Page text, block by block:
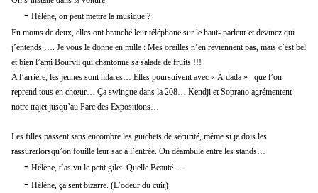
- Hélène, on peut mettre la musique ?
En moins de deux, elles ont branché leur téléphone sur le haut- parleur etdevinez qui
j’entends …. Je vous le donne en mille : Mes oreilles n’en reviennent pas, mais c’est bel
et bien l’ami Bourvil qui chantonne sa salade de fruits !!!
A l’arrière, les jeunes sont hilares… Elles poursuivent avec « A dada » que l’on
reprend tous en chœur… Ça swingue dans la 208… Kendji etSoprano agrémentent
notre trajetjusqu’au Parc des Expositions…
Les filles passentsans encombre les guichets de sécurité, même si je dois les
rassurerlorsqu’on fouille leur sac à l’entrée. On déambule entre les stands…
- Hélène, t’as vu le petit gilet. Quelle Beauté …
- Hélène, ça sentbizarre. (L’odeur du cuir)